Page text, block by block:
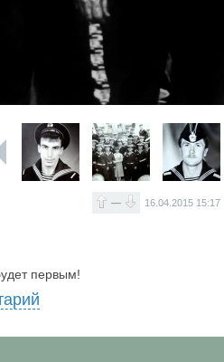
— 16.04.2015 15:17
первым!